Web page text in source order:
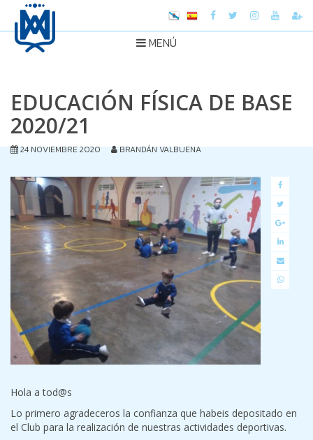
MENÚ
EDUCACIÓN FÍSICA DE BASE
2020/21
24 NOVIEMBRE 2020 BRANDÁN VALBUENA
Hola a tod@s
Lo primero agradeceros la confianza que habeis depositado en
el Club para la realización de nuestras actividades deportivas.